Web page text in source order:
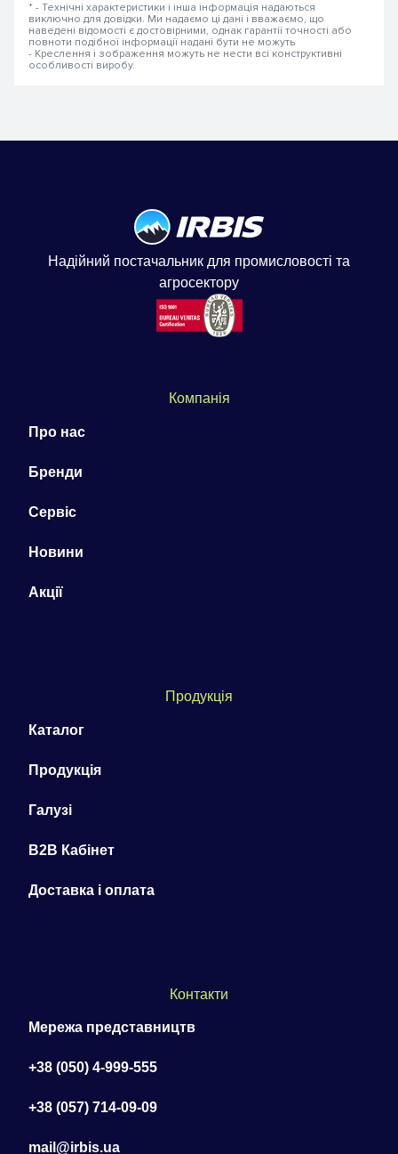
* - Технічні характеристики і інша інформація надаються
виключно для довідки. Ми надаємо ці дані і вважаємо, що
наведені відомості є достовірними, однак гарантії точності або
повноти подібної інформації надані бути не можуть
- Креслення і зображення можуть не нести всі конструктивні
особливості виробу.
Надійний постачальник для промисловості та
агросектору
Компанія
Про нас
Бренди
Сервіс
Новини
Акції
Продукція
Каталог
Продукція
Галузі
B2B Кабінет
Доставка і оплата
Контакти
Мережа представництв
+38 (050) 4-999-555
+38 (057) 714-09-09
mail@irbis.ua